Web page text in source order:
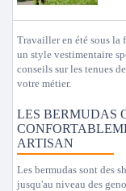
Travailler en été sous la
un style vestimentaire
conseils sur les tenues
votre métier.
LES BERMUDAS
ARTISAN
Les bermudas sont des
jusqu'au niveau des